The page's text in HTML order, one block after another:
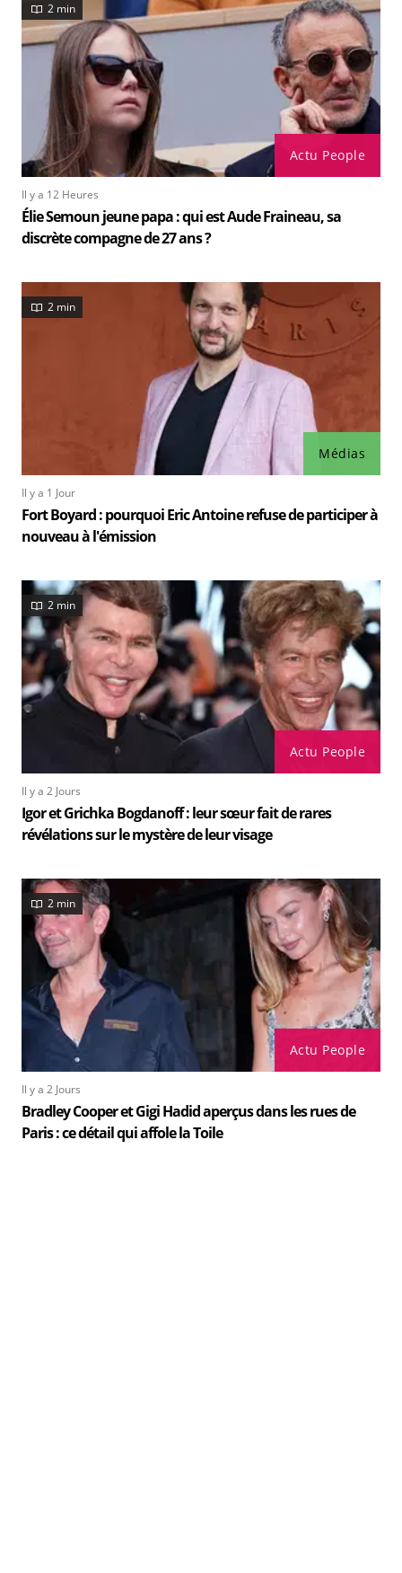
Actu People
2 min
Il y a 12 Heures
Élie Semoun jeune papa : qui est Aude Fraineau, sa
discrète compagne de 27 ans ?
Médias
2 min
Il y a 1 Jour
Fort Boyard : pourquoi Eric Antoine refuse de participer à
nouveau à l'émission
Actu People
2 min
Il y a 2 Jours
Igor et Grichka Bogdanoff : leur sœur fait de rares
révélations sur le mystère de leur visage
Actu People
2 min
Il y a 2 Jours
Bradley Cooper et Gigi Hadid aperçus dans les rues de
Paris : ce détail qui affole la Toile